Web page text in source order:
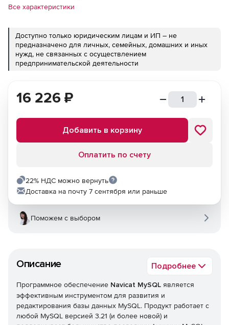
Все характеристики
Доступно только юридическим лицам и ИП – не
предназначено для личных, семейных, домашних и иных
нужд, не связанных с осуществлением
предпринимательской деятельности
Описание Подробнее
Программное обеспечение Navicat MySQL является
эффективным инструментом для развития и
редактирования базы данных MySQL. Продукт работает с
любой MySQL версией 3.21 (и более новой) и
16 226 ₽
Добавить в корзину
Оплатить по счету
22% НДС можно вернуть
Доставка на почту 7 сентября или раньше
Поможем с выбором